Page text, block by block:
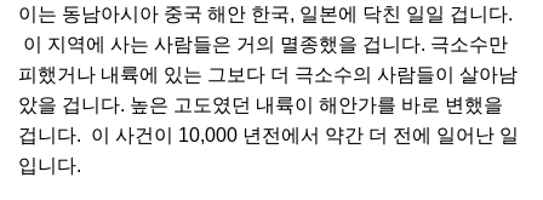
이는 동남아시아 중국 해안 한국, 일본에 닥친 일일 겁니다.
이 지역에 사는 사람들은 거의 멸종했을 겁니다. 극소수만
피했거나 내륙에 있는 그보다 더 극소수의 사람들이 살아남
았을 겁니다. 높은 고도였던 내륙이 해안가를 바로 변했을
겁니다. 이 사건이 10,000 년전에서 약간 더 전에 일어난 일
입니다.